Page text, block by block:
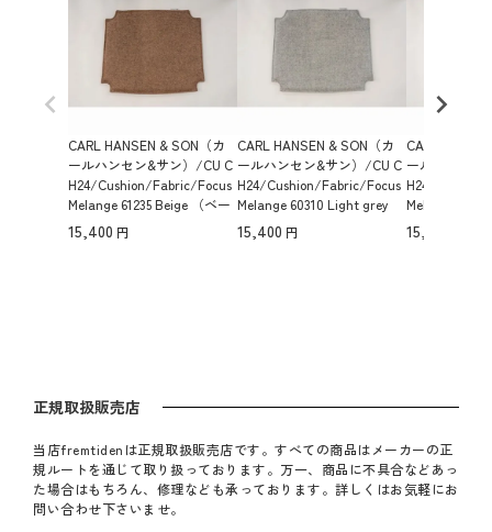
CARL HANSEN & SON（カ
ールハンセン&サン）/CU C
H24/Cushion/Fabric/Focus
Melange 61235 Beige （ベー
ジュ）
15,400
CARL HANSEN & SON（カ
ールハンセン&サン）/CU C
H24/Cushion/Fabric/Focus
Melange 60310 Light grey
（ライトグレー）
15,400
CARL
ールハンセン
H24/
Melange
ック）
15,400
正規取扱販売店
当店fremtidenは正規取扱販売店です。すべての商品はメーカーの正
規ルートを通じて取り扱っております。万一、商品に不具合などあっ
た場合はもちろん、修理なども承っております。詳しくはお気軽にお
問い合わせ下さいませ。